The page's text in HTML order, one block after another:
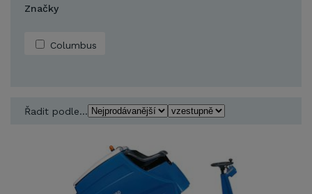
Značky
Columbus
Řadit podle...